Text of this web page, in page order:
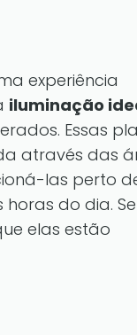
experiência
iluminação
Essas
através das
las perto
do dia.
elas estão